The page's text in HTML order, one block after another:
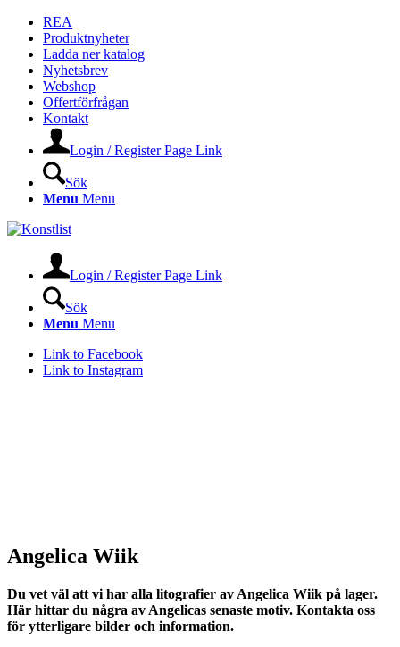
REA
Produktnyheter
Ladda ner katalog
Nyhetsbrev
Webshop
Offertförfrågan
Kontakt
Login / Register Page Link
Sök
Menu Menu
Login / Register Page Link
Sök
Menu Menu
Link to Facebook
Link to Instagram
Angelica Wiik
Du vet väl att vi har alla litografier av Angelica Wiik på lager.
Här hittar du några av Angelicas senaste motiv. Kontakta oss
för ytterligare bilder och information.